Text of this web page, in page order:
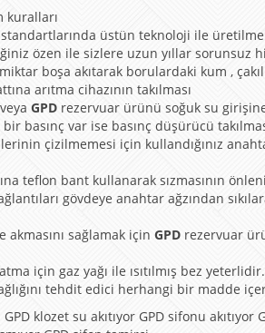
kuralları
üstün teknoloji ile
özen ile sizlere uzun yıllar sorunsuz
boşa akıtarak borulardaki kum ,
arıtma cihazının takılması
GPD rezervuar ürünü soğuk su
basınç var ise basınç düşürücü
çizilmemesi için kullandığınız
teflon bant kullanarak sızmasının
gövdeye anahtar ağzından
sağlamak için GPD rezervuar
için gaz yağı ile ısıtılmış bez yeterlidir.
tehdit edici herhangi bir madde
klozet su akıtıyor GPD sifonu